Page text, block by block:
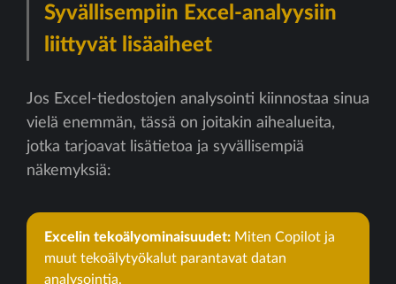
Syvällisempiin Excel-analyysiin
liittyvät lisäaiheet
Jos Excel-tiedostojen analysointi kiinnostaa sinua
vielä enemmän, tässä on joitakin aihealueita,
jotka tarjoavat lisätietoa ja syvällisempiä
näkemyksiä:
Excelin tekoälyominaisuudet: Miten Copilot ja
muut tekoälytyökalut parantavat datan
analysointia.